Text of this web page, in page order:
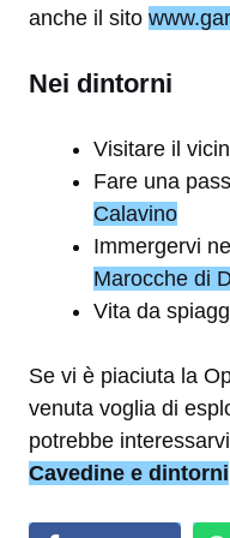
anche il sito
Nei dintorni
Visitare il
Fare una
Calavino
Immergervi
Marocche di
Vita da
Se vi è piaciuta la
venuta voglia di
potrebbe
Cavedine e dintorni